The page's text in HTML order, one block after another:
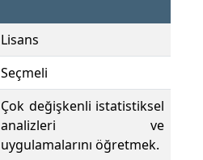
Lisans
Seçmeli
Çok değişkenli istatistiksel
analizleri ve
uygulamalarını öğretmek.